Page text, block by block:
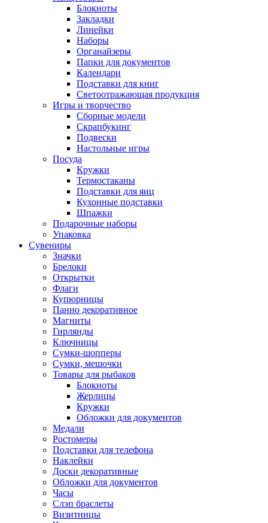
Блокноты
Закладки
Линейки
Наборы
Органайзеры
Папки для документов
Календари
Подставки для книг
Светоотражающая продукция
Игры и творчество
Сборные модели
Скрапбукинг
Подвески
Настольные игры
Посуда
Кружки
Термостаканы
Подставки для яиц
Кухонные подставки
Шпажки
Подарочные наборы
Упаковка
Сувениры
Значки
Брелоки
Открытки
Флаги
Купюрницы
Панно декоративное
Магниты
Гирлянды
Ключницы
Сумки-шопперы
Сумки, мешочки
Товары для рыбаков
Блокноты
Жерлицы
Кружки
Обложки для документов
Медали
Ростомеры
Подставки для телефона
Наклейки
Доски декоративные
Обложки для документов
Часы
Слэп браслеты
Визитницы